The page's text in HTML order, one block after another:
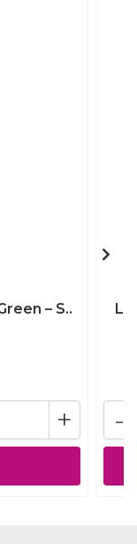
– S..
+ -